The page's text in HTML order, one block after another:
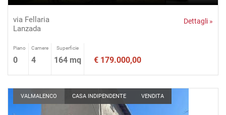
via Fellaria
Lanzada
Dettagli »
Piano
0
Camere
4
Superficie
164 mq € 179.000,00
VALMALENCO CASA INDIPENDENTE VENDITA